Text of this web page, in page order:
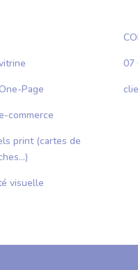
Page
commerce
print (cartes de
visuelle
07